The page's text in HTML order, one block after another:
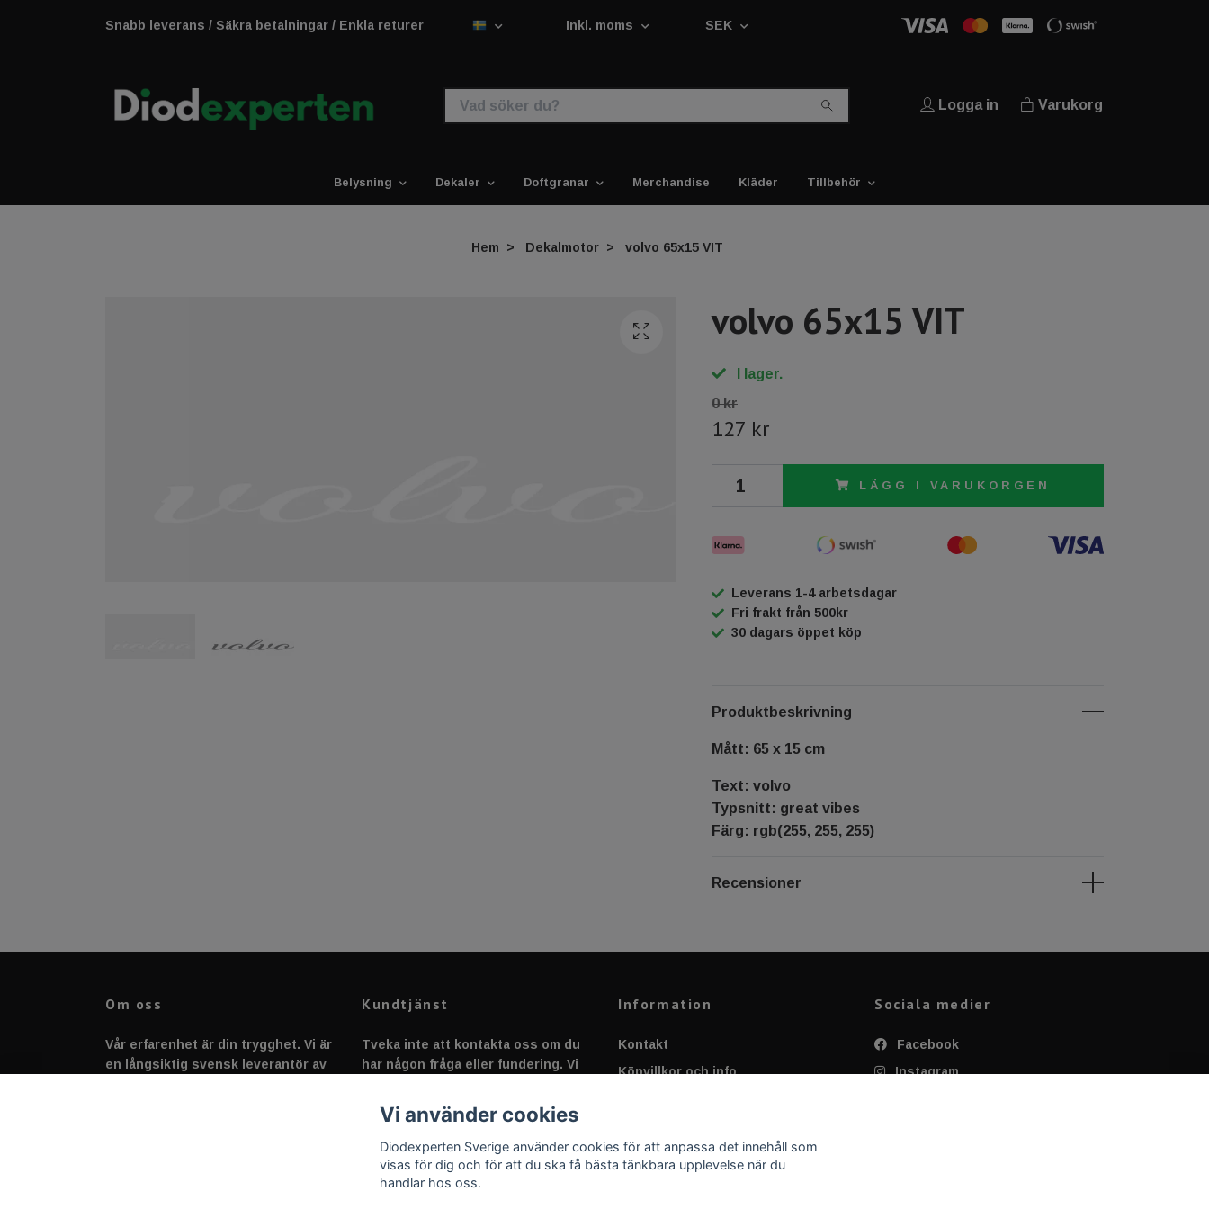
Snabb leverans / Säkra betalningar / Enkla returer Inkl. moms SEK
Logga in Varukorg
Belysning Dekaler Doftgranar Merchandise Kläder Tillbehör
Hem Dekalmotor volvo 65x15 VIT
volvo 65x15 VIT
I lager.
0 kr
127 kr
LÄGG I VARUKORGEN
Leverans 1-4 arbetsdagar
Fri frakt från 500kr
30 dagars öppet köp
Produktbeskrivning
Mått: 65 x 15 cm
Text: volvo
Typsnitt: great vibes
Färg: rgb(255, 255, 255)
Recensioner
Om oss
Vår erfarenhet är din trygghet. Vi är
en långsiktig svensk leverantör av
Kundtjänst
Tveka inte att kontakta oss om du
har någon fråga eller fundering. Vi
Information
Kontakt
Köpvillkor och info
Applicering av Dekal
Sociala medier
Facebook
Instagram
Vi använder cookies
Diodexperten Sverige använder cookies för att anpassa det innehåll som
visas för dig och för att du ska få bästa tänkbara upplevelse när du
handlar hos oss.